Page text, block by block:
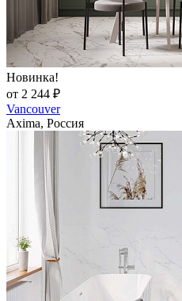
Новинка!
от 2 244 ₽
Vancouver
Axima, Россия